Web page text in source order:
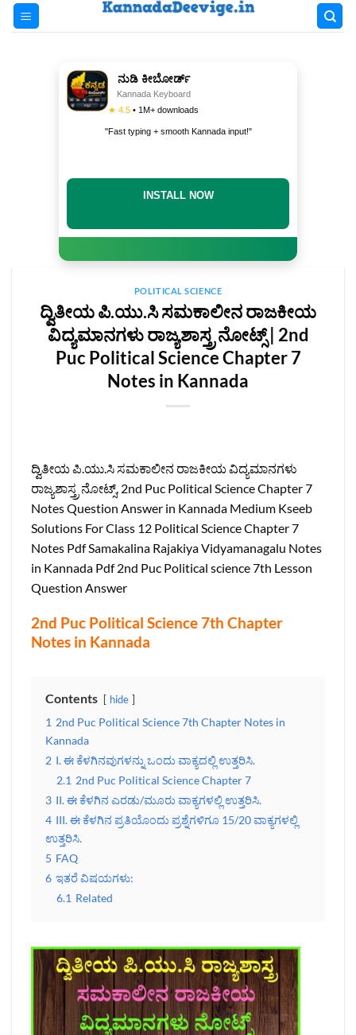
Skip
ನುಡಿ ಕೀಬೋರ್ಡ್
Kannada Keyboard
★ 4.5 • 1M+ downloads
"Fast typing + smooth Kannada input!"
INSTALL NOW
POLITICAL SCIENCE
ದ್ವಿತೀಯ ಪಿ.ಯು.ಸಿ ಸಮಕಾಲೀನ ರಾಜಕೀಯ
ವಿದ್ಯಮಾನಗಳು ರಾಜ್ಯಶಾಸ್ತ್ರ ನೋಟ್ಸ್‌ | 2nd
Puc Political Science Chapter 7
Notes in Kannada
ದ್ವಿತೀಯ ಪಿ.ಯು.ಸಿ ಸಮಕಾಲೀನ ರಾಜಕೀಯ ವಿದ್ಯಮಾನಗಳು
ರಾಜ್ಯಶಾಸ್ತ್ರ ನೋಟ್ಸ್‌, 2nd Puc Political Science Chapter 7
Notes Question Answer in Kannada Medium Kseeb
Solutions For Class 12 Political Science Chapter 7
Notes Pdf Samakalina Rajakiya Vidyamanagalu Notes
in Kannada Pdf 2nd Puc Political science 7th Lesson
Question Answer
2nd Puc Political Science 7th Chapter
Notes in Kannada
Contents hide
1 2nd Puc Political Science 7th Chapter Notes in
Kannada
2 I. ಈ ಕೆಳಗಿನವುಗಳನ್ನು ಒಂದು ವಾಕ್ಯದಲ್ಲಿ ಉತ್ತರಿಸಿ.
2.1 2nd Puc Political Science Chapter 7
3 II. ಈ ಕೆಳಗಿನ ಎರಡು/ಮೂರು ವಾಕ್ಯಗಳಲ್ಲಿ ಉತ್ತರಿಸಿ.
4 III. ಈ ಕೆಳಗಿನ ಪ್ರತಿಯೊಂದು ಪ್ರಶ್ನೆಗಳಿಗೂ 15/20 ವಾಕ್ಯಗಳಲ್ಲಿ
ಉತ್ತರಿಸಿ.
5 FAQ
6 ಇತರೆ ವಿಷಯಗಳು:
6.1 Related